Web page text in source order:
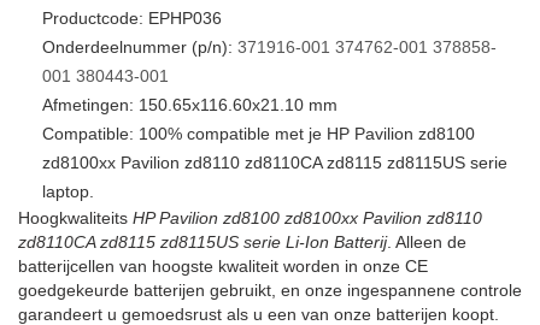
Productcode: EPHP036
Onderdeelnummer (p/n): 371916-001 374762-001 378858-
001 380443-001
Afmetingen: 150.65x116.60x21.10 mm
Compatible: 100% compatible met je HP Pavilion zd8100
zd8100xx Pavilion zd8110 zd8110CA zd8115 zd8115US serie
laptop.
Hoogkwaliteits HP Pavilion zd8100 zd8100xx Pavilion zd8110
zd8110CA zd8115 zd8115US serie Li-Ion Batterij. Alleen de
batterijcellen van hoogste kwaliteit worden in onze CE
goedgekeurde batterijen gebruikt, en onze ingespannene controle
garandeert u gemoedsrust als u een van onze batterijen koopt.